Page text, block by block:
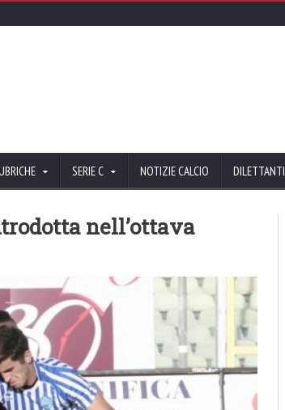
SERIE C NOTIZIE CALCIO DILETTANTI
nell’ottava